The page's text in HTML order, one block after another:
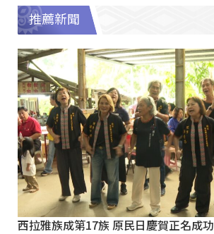
推薦新聞
西拉雅族成第17族 原民日慶賀正名成功